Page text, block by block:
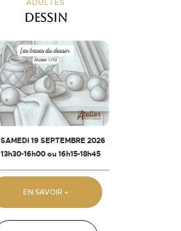
ADULTES
Dessin
SAMEDI 19 SEPTEMBRE 2026
13h30-16h00 ou 16h15-18h45
EN SAVOIR +